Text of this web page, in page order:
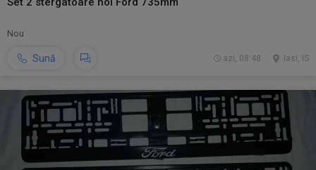
Nou
Sună Iasi, IS
azi, 08:48